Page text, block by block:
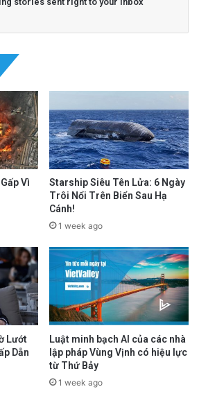
Vì
Starship Siêu Tên Lửa: 6 Ngày
Trôi Nổi Trên Biển Sau Hạ
Cánh!
1 week ago
Lướt
Dẫn
Luật minh bạch AI của các nhà
lập pháp Vùng Vịnh có hiệu lực
từ Thứ Bảy
1 week ago